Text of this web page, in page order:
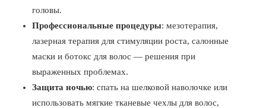
головы.
Профессиональные процедуры: мезотерапия,
лазерная терапия для стимуляции роста, салонные
маски и ботокс для волос — решения при
выраженных проблемах.
Защита ночью: спать на шелковой наволочке или
использовать мягкие тканевые чехлы для волос,